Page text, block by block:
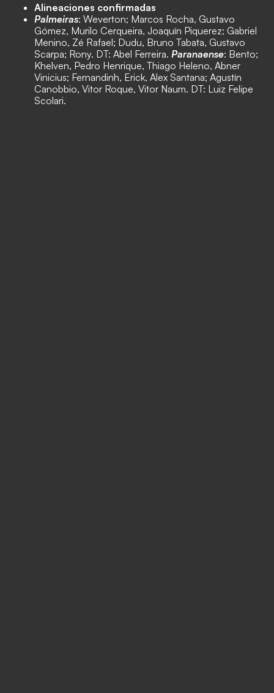
Alineaciones confirmadas
Palmeiras: Weverton; Marcos Rocha, Gustavo
Gómez, Murilo Cerqueira, Joaquín Piquerez; Gabriel
Menino, Zé Rafael; Dudu, Bruno Tabata, Gustavo
Scarpa; Rony. DT: Abel Ferreira. Paranaense: Bento;
Khelven, Pedro Henrique, Thiago Heleno, Abner
Vinicius; Fernandinh, Erick, Alex Santana; Agustín
Canobbio, Vitor Roque, Vitor Naum. DT: Luiz Felipe
Scolari.